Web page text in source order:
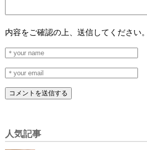
内容をご確認の上、送信してください。
人気記事